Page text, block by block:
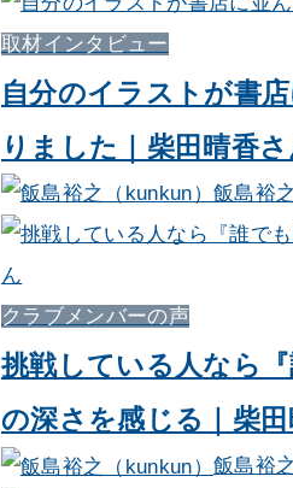
取材インタビュー
自分のイラストが書
りました｜柴田晴香
飯島裕
クラブメンバーの声
挑戦している人なら
の深さを感じる｜柴
飯島裕